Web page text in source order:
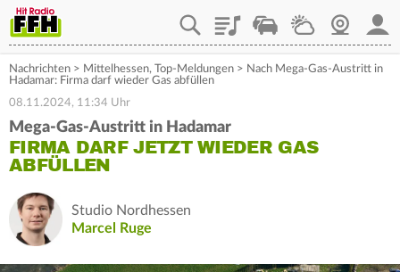
PlaylistStaupilotWetterWebcam
Nachrichten > Mittelhessen, Top-Meldungen > Nach Mega-Gas-Austritt in
Hadamar: Firma darf wieder Gas abfüllen
08.11.2024, 11:34 Uhr
Mega-Gas-Austritt in Hadamar
FIRMA DARF JETZT WIEDER GAS
ABFÜLLEN
Studio Nordhessen
Marcel Ruge